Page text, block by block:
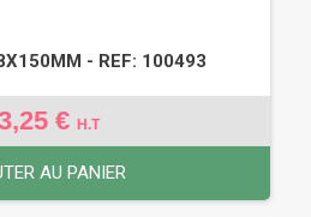
- REF: 100493
€ H.T
AU PANIER